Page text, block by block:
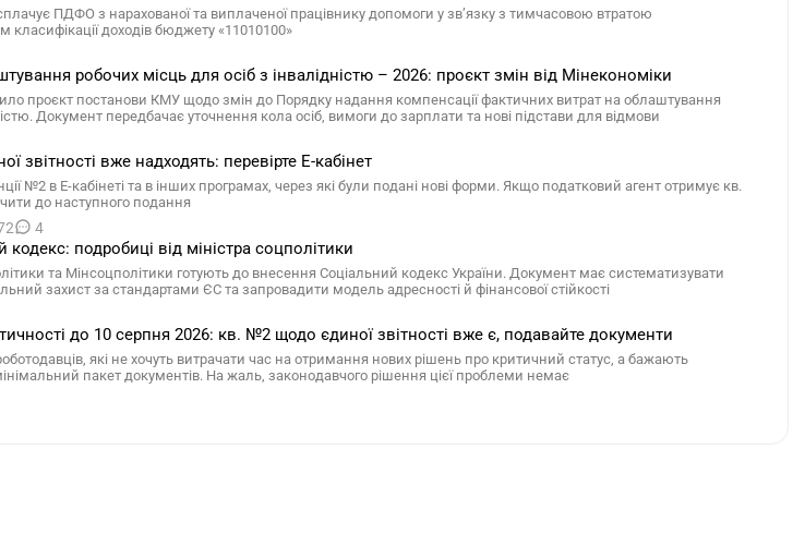
ПДФО з нарахованої та виплаченої працівнику допомоги у зв’язку з тимчасовою втратою
класифікації доходів бюджету «11010100»
робочих місць для осіб з інвалідністю – 2026: проєкт змін від Мінекономіки
проєкт постанови КМУ щодо змін до Порядку надання компенсації фактичних витрат на облаштування
Документ передбачає уточнення кола осіб, вимоги до зарплати та нові підстави для відмови
звітності вже надходять: перевірте Е-кабінет
№2 в Е-кабінеті та в інших програмах, через які були подані нові форми. Якщо податковий агент отримує кв.
до наступного подання
4
кодекс: подробиці від міністра соцполітики
та Мінсоцполітики готують до внесення Соціальний кодекс України. Документ має систематизувати
захист за стандартами ЄС та запровадити модель адресності й фінансової стійкості
до 10 серпня 2026: кв. №2 щодо єдиної звітності вже є, подавайте документи
які не хочуть витрачати час на отримання нових рішень про критичний статус, а бажають
пакет документів. На жаль, законодавчого рішення цієї проблеми немає